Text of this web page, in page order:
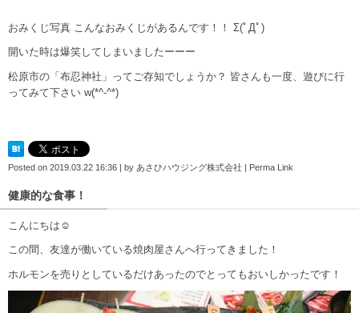
おみくじ写真 こんなおみくじがあるんです！！ Σ(ﾟДﾟ)
開いた時は爆笑してしまいましたーーー
松原市の「布忍神社」ってご存知でしょうか？ 皆さんも一度、遊びに行
ってみて下さい w(*^-^*)
Posted on 2019.03.22 16:36 | by あさひハウジング株式会社 | Perma Link
健康的な食事！
こんにちは☺
この間、友達が働いている焼肉屋さんへ行ってきました！
ホルモンを売りとしているだけあったのでとってもおいしかったです！